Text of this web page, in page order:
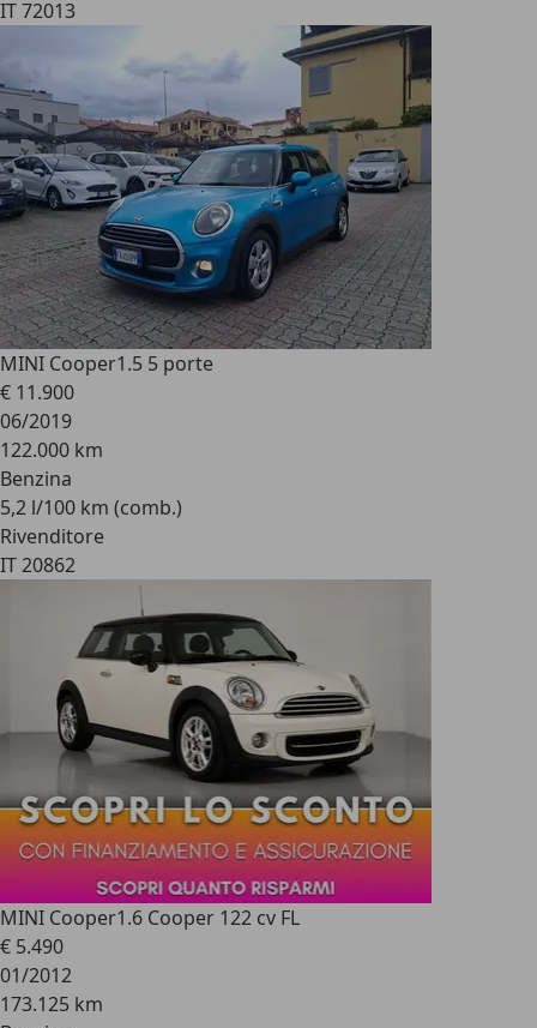
IT 72013
MINI Cooper1.5 5 porte
€ 11.900
06/2019
122.000 km
Benzina
5,2 l/100 km (comb.)
Rivenditore
IT 20862
MINI Cooper1.6 Cooper 122 cv FL
€ 5.490
01/2012
173.125 km